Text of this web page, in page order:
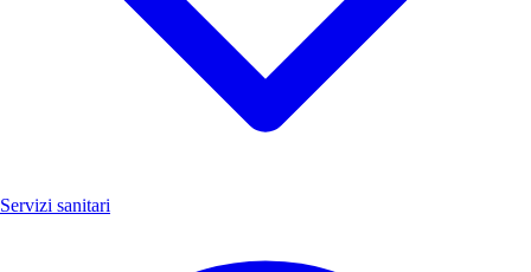
Servizi sanitari